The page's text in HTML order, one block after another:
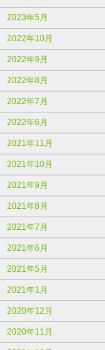
2023年5月
2022年10月
2022年9月
2022年8月
2022年7月
2022年6月
2021年11月
2021年10月
2021年9月
2021年8月
2021年7月
2021年6月
2021年5月
2021年1月
2020年12月
2020年11月